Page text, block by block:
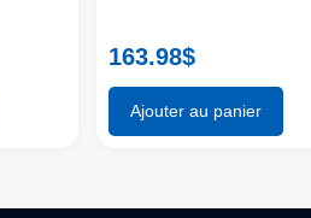
163.98$
Ajouter au panier